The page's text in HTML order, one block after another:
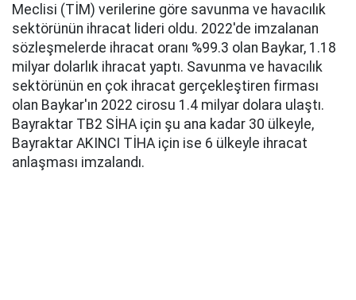
Meclisi (TİM) verilerine göre savunma ve havacılık
sektörünün ihracat lideri oldu. 2022'de imzalanan
sözleşmelerde ihracat oranı %99.3 olan Baykar, 1.18
milyar dolarlık ihracat yaptı. Savunma ve havacılık
sektörünün en çok ihracat gerçekleştiren firması
olan Baykar'ın 2022 cirosu 1.4 milyar dolara ulaştı.
Bayraktar TB2 SİHA için şu ana kadar 30 ülkeyle,
Bayraktar AKINCI TİHA için ise 6 ülkeyle ihracat
anlaşması imzalandı.